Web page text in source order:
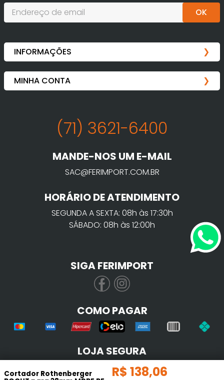
Cortador Rothenberger R$ 138,06
OK
(71) 3621-6400
MANDE-NOS UM E-MAIL
SAC@FERIMPORT.COM.BR
HORÁRIO DE ATENDIMENTO
SEGUNDA A SEXTA: 08h às 17:30h
SÁBADO: 08h às 12:00h
SIGA FERIMPORT
COMO PAGAR
LOJA SEGURA